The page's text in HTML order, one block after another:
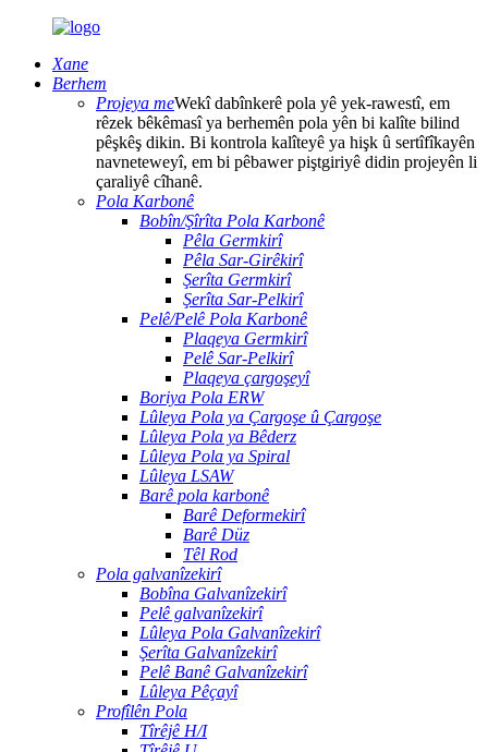
Xane
Berhem
Projeya meWekî dabînkerê pola yê yek-rawestî, em
rêzek bêkêmasî ya berhemên pola yên bi kalîte bilind
pêşkêş dikin. Bi kontrola kalîteyê ya hişk û sertîfîkayên
navneteweyî, em bi pêbawer piştgiriyê didin projeyên li
çaraliyê cîhanê.
Pola Karbonê
Bobîn/Şîrîta Pola Karbonê
Pêla Germkirî
Pêla Sar-Girêkirî
Şerîta Germkirî
Şerîta Sar-Pelkirî
Pelê/Pelê Pola Karbonê
Plaqeya Germkirî
Pelê Sar-Pelkirî
Plaqeya çargoşeyî
Boriya Pola ERW
Lûleya Pola ya Çargoşe û Çargoşe
Lûleya Pola ya Bêderz
Lûleya Pola ya Spiral
Lûleya LSAW
Barê pola karbonê
Barê Deformekirî
Barê Düz
Têl Rod
Pola galvanîzekirî
Bobîna Galvanîzekirî
Pelê galvanîzekirî
Lûleya Pola Galvanîzekirî
Şerîta Galvanîzekirî
Pelê Banê Galvanîzekirî
Lûleya Pêçayî
Profîlên Pola
Tîrêjê H/I